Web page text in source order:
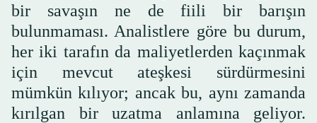
bir savaşın ne de fiili bir barışın
bulunmaması. Analistlere göre bu durum,
her iki tarafın da maliyetlerden kaçınmak
için mevcut ateşkesi sürdürmesini
mümkün kılıyor; ancak bu, aynı zamanda
kırılgan bir uzatma anlamına geliyor.